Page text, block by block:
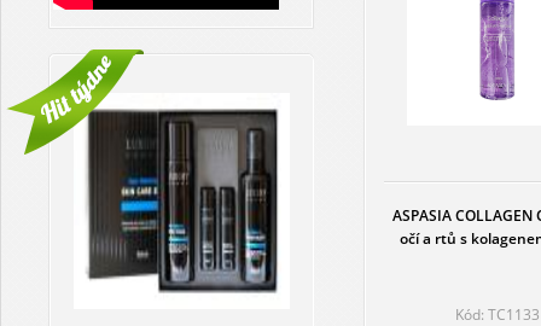
ASPASIA COLLAGEN
očí a rtů s
Kód: TC1133